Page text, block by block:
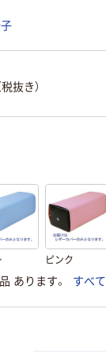
抜き）
ピンク
あります。
すべ